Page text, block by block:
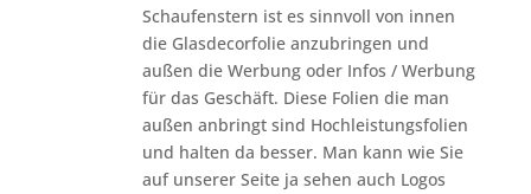
Schaufenstern ist es sinnvoll von innen
die Glasdecorfolie anzubringen und
außen die Werbung oder Infos / Werbung
für das Geschäft. Diese Folien die man
außen anbringt sind Hochleistungsfolien
und halten da besser. Man kann wie Sie
auf unserer Seite ja sehen auch Logos